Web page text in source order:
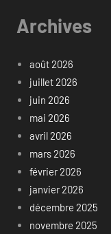
Archives
août 2026
juillet 2026
juin 2026
mai 2026
avril 2026
mars 2026
février 2026
janvier 2026
décembre 2025
novembre 2025